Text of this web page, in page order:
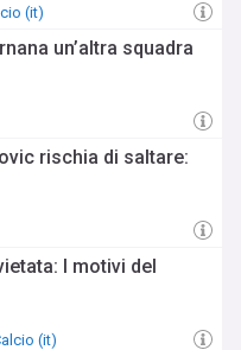
(it)
un’altra squadra
rischia di saltare:
I motivi del
(it)